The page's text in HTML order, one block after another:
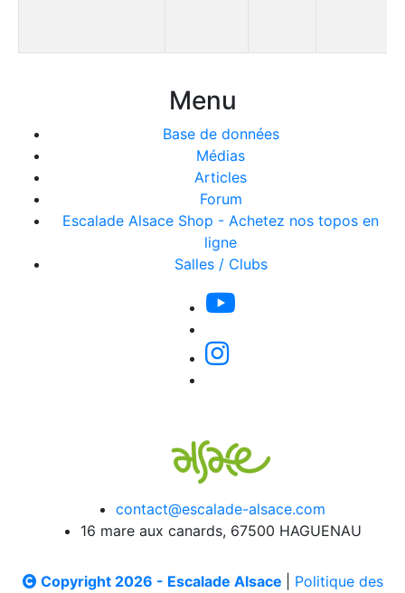
Menu
Base de données
Médias
Articles
Forum
Escalade Alsace Shop - Achetez nos topos en
ligne
Salles / Clubs
contact@escalade-alsace.com
16 mare aux canards, 67500 HAGUENAU
Copyright 2026 - Escalade Alsace
Politique des